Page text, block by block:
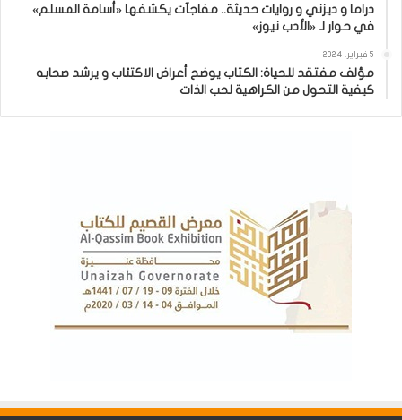
دراما و ديزني و روايات حديثة.. مفاجآت يكشفها «أسامة المسلم»
في حوار لـ «الأدب نيوز»
5 فبراير، 2024
مؤلف مفتقد للحياة: الكتاب يوضح أعراض الاكتئاب و يرشد صحابه
كيفية التحول من الكراهية لحب الذات